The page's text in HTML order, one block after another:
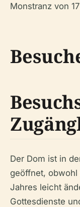
Monstranz von
Der Dom ist in
geöffnet,
Jahres leicht
Gottesdienste